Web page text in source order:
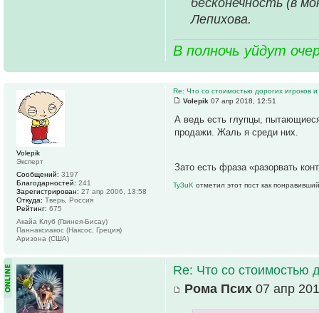
Лепихова.
В полночь уйдут
Re: Что со стоимостью дорогих игроков
Volepik 07 апр 2018, 12:51
А ведь есть глупцы,
продажи. Жаль я среди них.
Зато есть фраза «разорвать
Ty3uK отметил этот пост как
Volepik
Эксперт
Сообщений: 3197
Благодарностей: 241
Зарегистрирован: 27 апр 2006, 13:58
Откуда: Тверь, Россия
Рейтинг: 675
Акайа Клуб (Гвинея-Бисау)
Паннаксиакос (Наксос, Греция)
Аризона (США)
Re: Что со стоимостью
Рома Псих 07 апр